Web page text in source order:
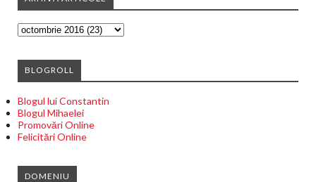
BLOGROLL
Blogul lui Constantin
Blogul Mihaelei
Promovări Online
Felicitări Online
DOMENIU